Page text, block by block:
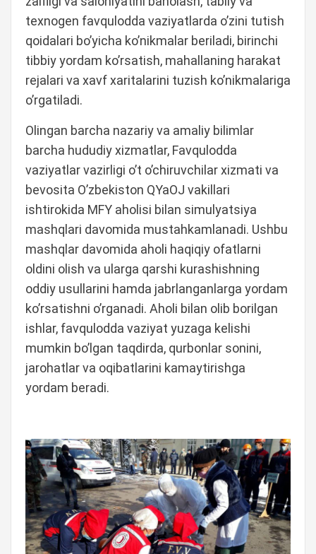
texnogen favqulodda vaziyatlarda o’zini tutish
qoidalari bo’yicha ko’nikmalar beriladi, birinchi
tibbiy yordam ko’rsatish, mahallaning harakat
rejalari va xavf xaritalarini tuzish ko’nikmalariga
o’rgatiladi.
Olingan barcha nazariy va amaliy bilimlar
barcha hududiy xizmatlar, Favqulodda
vaziyatlar vazirligi o’t o’chiruvchilar xizmati va
bevosita O’zbekiston QYaOJ vakillari
ishtirokida MFY aholisi bilan simulyatsiya
mashqlari davomida mustahkamlanadi. Ushbu
mashqlar davomida aholi haqiqiy ofatlarni
oldini olish va ularga qarshi kurashishning
oddiy usullarini hamda jabrlanganlarga yordam
ko’rsatishni o’rganadi. Aholi bilan olib borilgan
ishlar, favqulodda vaziyat yuzaga kelishi
mumkin bo’lgan taqdirda, qurbonlar sonini,
jarohatlar va oqibatlarini kamaytirishga
yordam beradi.